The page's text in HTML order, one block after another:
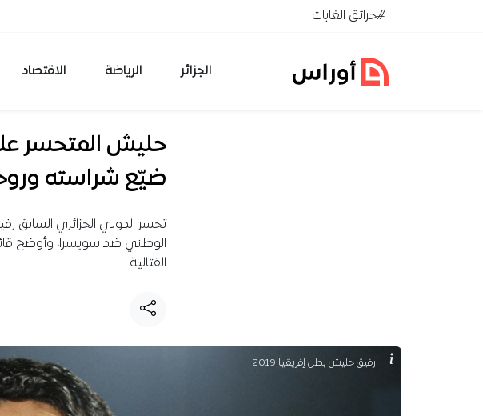
تخطي إلى المحتوى#حرائق الغابات
الجزائر الرياضة الاقتصاد
حليش المتحسر
ضيّع شراسته
تحسر الدولي الجزائري السابق
الوطني ضد سويسرا، وأوضح
القتالية.
رفيق حليش بطل إفريقيا 2019